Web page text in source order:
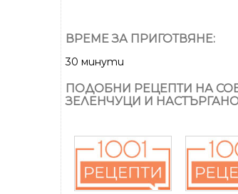
ВРЕМЕ ЗА ПРИГОТВЯНЕ:
30 минути
ПОДОБНИ РЕЦЕПТИ НА
ЗЕЛЕНЧУЦИ И